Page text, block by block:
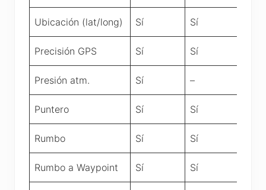
Ubicación (lat/long) Sí Sí
Precisión GPS Sí Sí
Presión atm. Sí –
Puntero Sí Sí
Rumbo Sí Sí
Rumbo a Waypoint Sí Sí